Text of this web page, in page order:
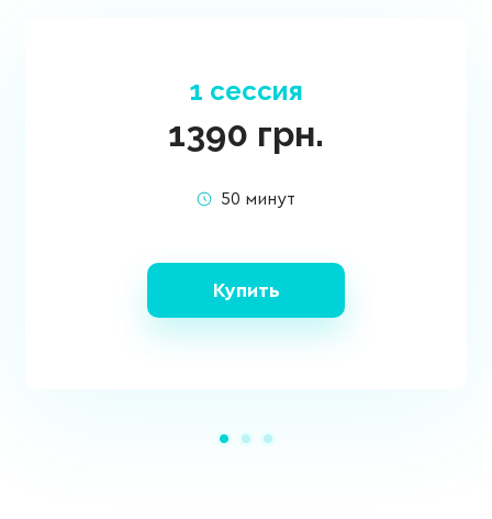
1 сессия
1390 грн.
50 минут
Купить